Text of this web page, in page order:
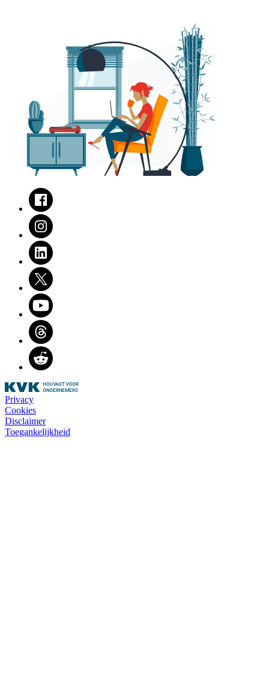
Facebook
Instagram
LinkedIn
Twitter
Youtube
Threads
Reddit
Privacy
Cookies
Disclaimer
Toegankelijkheid